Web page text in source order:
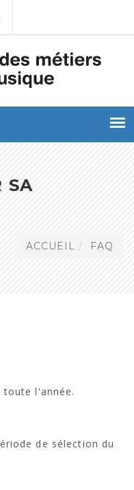
SA
ACCUEIL FAQ
l'année.
de sélection du